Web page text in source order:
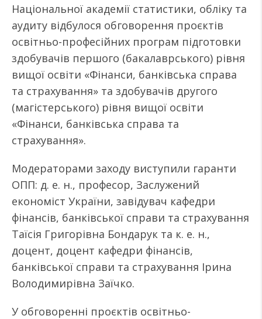
Національної академії статистики, обліку та
аудиту відбулося обговорення проєктів
освітньо-професійних програм підготовки
здобувачів першого (бакалаврського) рівня
вищої освіти «Фінанси, банківська справа
та страхування» та здобувачів другого
(магістерського) рівня вищої освіти
«Фінанси, банківська справа та
страхування».
Модераторами заходу виступили гаранти
ОПП: д. е. н., професор, Заслужений
економіст України, завідувач кафедри
фінансів, банківської справи та страхування
Таїсія Григорівна Бондарук та к. е. н.,
доцент, доцент кафедри фінансів,
банківської справи та страхування Ірина
Володимирівна Заїчко.
У обговоренні проєктів освітньо-